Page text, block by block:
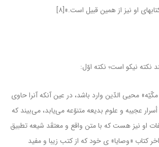
او نیز از همین قبیل است.»[۸]
نکته نیکو است؛ نکته اوّل:
محیى الدّین وارد باشد، در عین آنکه آنرا حاوى
عجیبه و علوم بدیعه متنوّعه مى‌یابد، مى‌بیند که
او نیز هست که با متن واقع و معتقَد شیعه تطبیق
کتاب «وصایا» ى خود که از کتب زیبا و مفید